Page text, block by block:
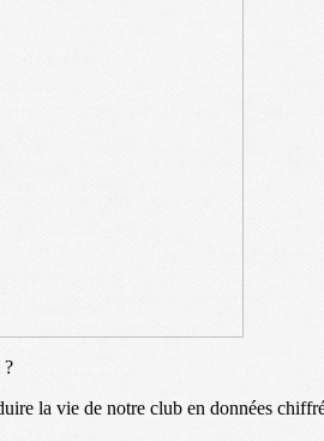
?
la vie de notre club en données